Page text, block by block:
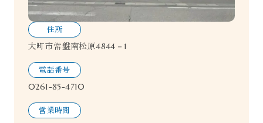
住所
大町市常盤南松原4844－1
電話番号
0261-85-4710
営業時間